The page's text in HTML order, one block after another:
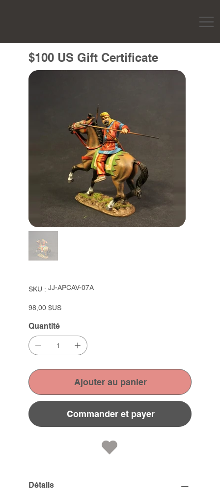
$100 US Gift Certificate
SKU :
SKU
JJ-
JJ-APCAV-07A
Prix
98,00 $US
Quantité
Ajouter au panier
Commander et payer
Détails